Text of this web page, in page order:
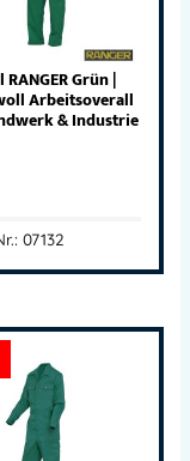
Grün |
Arbeitsoverall
& Industrie
07132